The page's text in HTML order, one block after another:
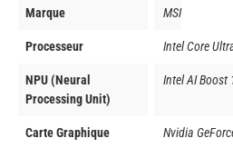
Marque MSI
Processeur Intel Core
NPU (Neural
Processing Unit)
Intel AI Boost
Carte Graphique Nvidia